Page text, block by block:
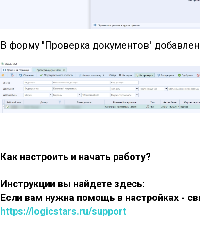
В форму "Проверка документов"
Как настроить и начать работу?
Инструкции вы найдете здесь:
Если вам нужна помощь в настройках -
https://logicstars.ru/support